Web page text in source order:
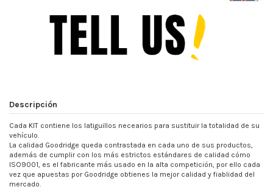
Descripción
Cada KIT contiene los latiguillos necearios para sustituir la totalidad de su
vehículo.
La calidad Goodridge queda contrastada en cada uno de sus productos,
además de cumplir con los más estrictos estándares de calidad cómo
ISO9001, es el fabricante más usado en la alta competición, por ello cada
vez que apuestas por Goodridge obtienes la mejor calidad y fiablidad del
mercado.